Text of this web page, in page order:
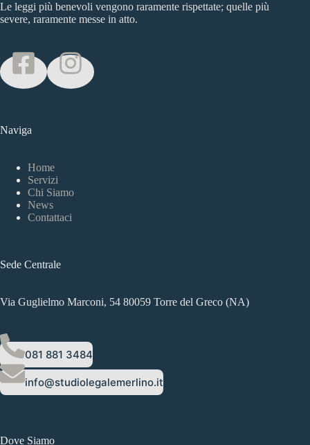
Le leggi più benevoli vengono raramente rispettate; quelle più
severe, raramente messe in atto.
Naviga
Home
Servizi
Chi Siamo
News
Contattaci
Sede Centrale
Via Guglielmo Marconi, 54 80059 Torre del Greco (NA)
081 881 3484
info@studiolegalemerlino.it
Dove Siamo